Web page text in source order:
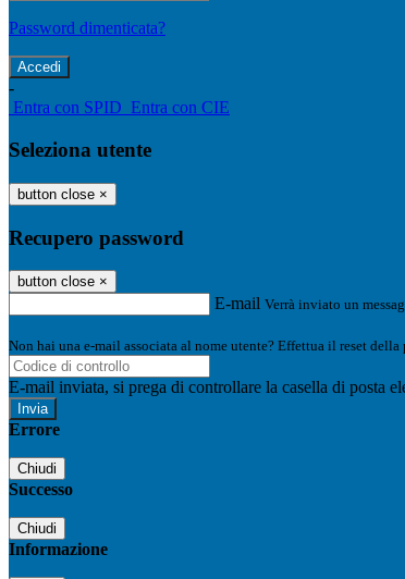
Password dimenticata?
-
Entra con SPID Entra con CIE
Seleziona utente
button close ×
Recupero password
button close ×
E-mail Verrà inviato un
Non hai una e-mail associata al nome utente? Effettua il reset della
E-mail inviata, si prega di controllare la casella di posta
Errore
Chiudi
Successo
Chiudi
Informazione